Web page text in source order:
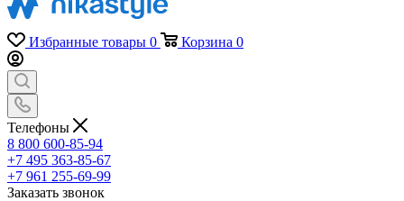
Избранные товары 0 Корзина 0
Телефоны
8 800 600-85-94
+7 495 363-85-67
+7 961 255-69-99
Заказать звонок